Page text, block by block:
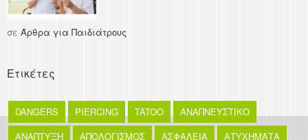
σε Άρθρα για Παιδιάτρους
Ετικέτες
DANGERS PIERCING TATOO
ΑΝΑΠΝΕΥΣΤΙΚΟ
ΑΝΑΠΤΥΞΗ
ΑΠΟΛΟΓΙΣΜΟΣ ΑΣΦΑΛΕΙΑ
ΑΤΥΧΗΜΑΤΑ